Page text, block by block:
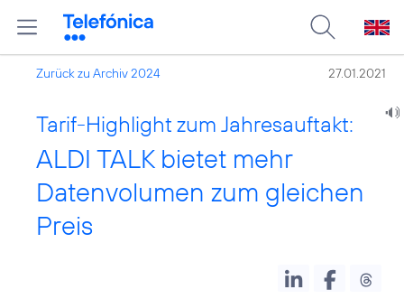
Zurück zu Archiv 2024 27.01.2021
Tarif-Highlight zum Jahresauftakt:
ALDI TALK bietet mehr
Datenvolumen zum gleichen
Preis